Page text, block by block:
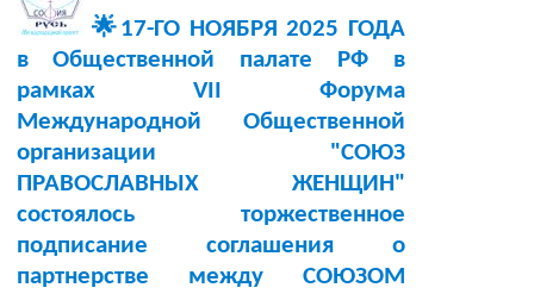
🌟17-ГО НОЯБРЯ 2025 ГОДА
в Общественной палате РФ в
рамках VII Форума
Международной Общественной
организации "СОЮЗ
ПРАВОСЛАВНЫХ ЖЕНЩИН"
состоялось торжественное
подписание соглашения о
партнерстве между СОЮЗОМ